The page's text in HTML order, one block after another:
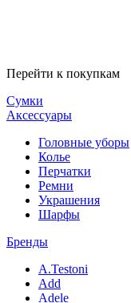
Перейти к покупкам
Сумки
Аксессуары
Головные уборы
Колье
Перчатки
Ремни
Украшения
Шарфы
Бренды
A.Testoni
Add
Adele